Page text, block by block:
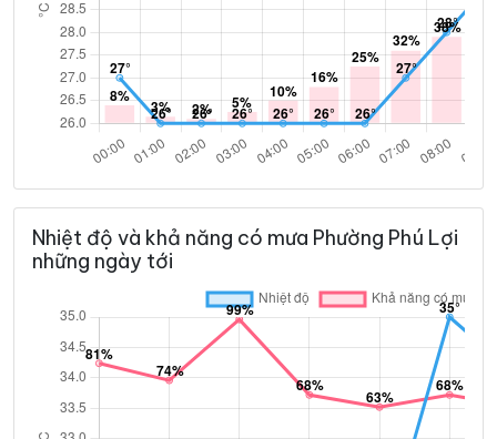
Nhiệt độ và khả năng có mưa Phường Phú Lợi
những ngày tới